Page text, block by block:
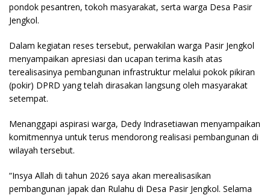
pondok pesantren, tokoh masyarakat, serta warga Desa Pasir
Jengkol.
Dalam kegiatan reses tersebut, perwakilan warga Pasir Jengkol
menyampaikan apresiasi dan ucapan terima kasih atas
terealisasinya pembangunan infrastruktur melalui pokok pikiran
(pokir) DPRD yang telah dirasakan langsung oleh masyarakat
setempat.
Menanggapi aspirasi warga, Dedy Indrasetiawan menyampaikan
komitmennya untuk terus mendorong realisasi pembangunan di
wilayah tersebut.
“Insya Allah di tahun 2026 saya akan merealisasikan
pembangunan japak dan Rulahu di Desa Pasir Jengkol. Selama